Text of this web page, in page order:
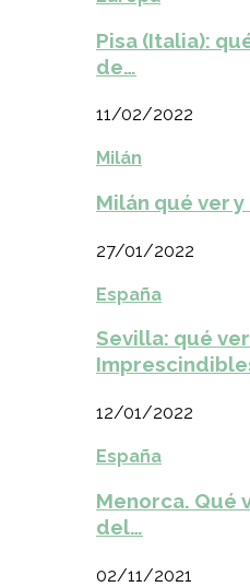
Pisa (Italia):
de…
11/02/2022
Milán
Milán qué ver
27/01/2022
España
Sevilla: qué
12/01/2022
España
Menorca. Qué
del…
02/11/2021